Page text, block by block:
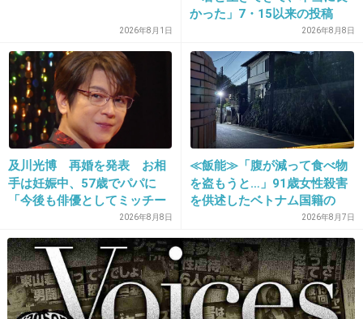
24. 匿名2026/06/03(水) 08:57:21
運動靴でも靴ずれする
去年履いて、少し慣れたかな？と思うサンダルでも、夏が
きて久しぶりに履くと、また靴ずれする
なんでなんだ〜
+7 -0
100均のシリコンパッド貼ったらその部分が擦れて痛くなっ
た
2026年8月1日
かった」7・15以来の投稿
「文〇砲より遥かに威力は弱
いが…」
2026年8月8日
及川光博 再婚を発表 お相
手は妊娠中、57歳でパパに
「今後も俳優としてミッチー
2026年8月8日
≪飯能≫「腹が減って食べ物
を盗もうと…」91歳女性殺害
を供述したベトナム国籍の
男、在留資格なし…奪った車
で“3台追突”の逃走劇
2026年8月7日